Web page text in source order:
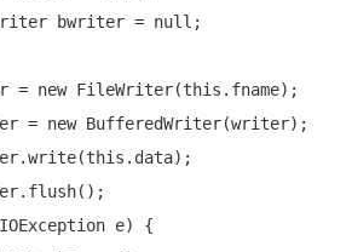
bwriter =
null ;
=
new FileWriter(this .fname);
=
new BufferedWriter(writer);
bwriter.write(
this .data);
e) {